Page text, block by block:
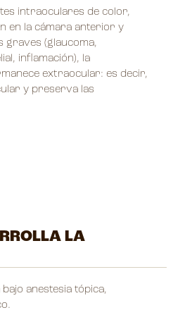
intraoculares de color,
en la cámara anterior y
graves (glaucoma,
inflamación), la
extraocular: es decir,
y preserva las
LA
anestesia tópica,